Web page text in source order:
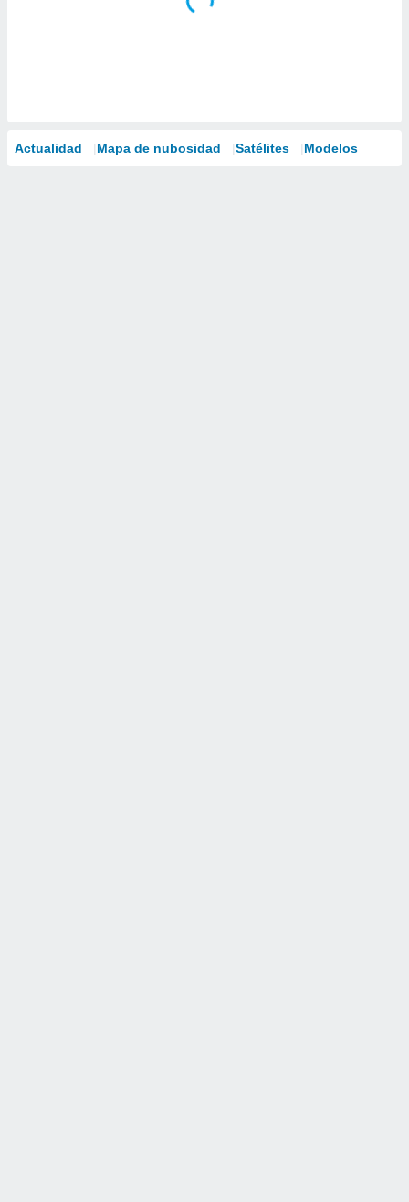
Actualidad Mapa de nubosidad Satélites Modelos